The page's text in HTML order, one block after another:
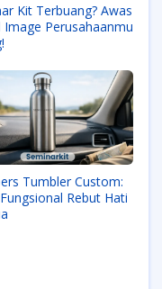
Kit Terbuang? Awas
Image Perusahaanmu
Tumbler Custom:
Rebut Hati